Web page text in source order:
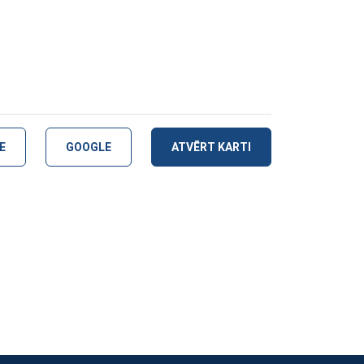
GOOGLE ATVĒRT KARTI